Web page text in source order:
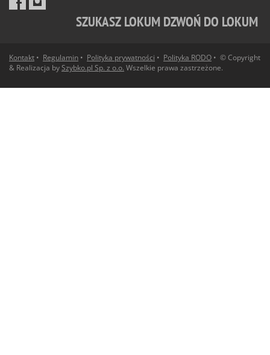
SZUKASZ LOKUM DZWOŃ DO LOKUM
Kontakt • Regulamin • Polityka prywatności • Polityka RODO • © Copyright
& Realizacja bySzybko.pl Sp. z o.o. Wszelkie prawa zastrzeżone.